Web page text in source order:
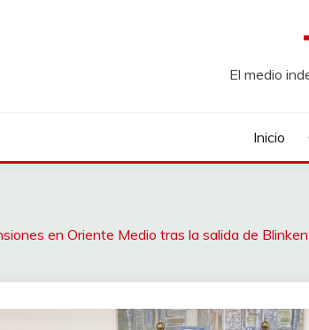
El medio
Inicio
en Oriente Medio tras la salida de